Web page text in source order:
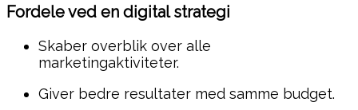
Fordele ved en digital strategi
Skaber overblik over alle
marketingaktiviteter.
Giver bedre resultater med samme budget.